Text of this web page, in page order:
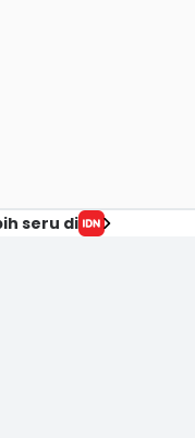
seru di